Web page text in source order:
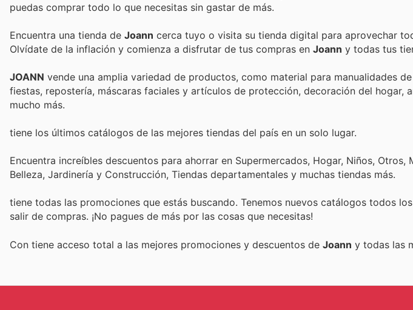
puedas comprar todo lo que necesitas sin gastar de más.
Encuentra una tienda de Joann cerca tuyo o visita su tienda digital para aprovechar
Olvídate de la inflación y comienza a disfrutar de tus compras en Joann y todas tus
JOANN vende una amplia variedad de productos, como material para manualidades
fiestas, repostería, máscaras faciales y artículos de protección, decoración del hogar,
mucho más.
tiene los últimos catálogos de las mejores tiendas del país en un solo lugar.
Encuentra increíbles descuentos para ahorrar en Supermercados, Hogar, Niños,
Belleza, Jardinería y Construcción, Tiendas departamentales y muchas tiendas más.
tiene todas las promociones que estás buscando. Tenemos nuevos catálogos todos
salir de compras. ¡No pagues de más por las cosas que necesitas!
Con tiene acceso total a las mejores promociones y descuentos de Joann y todas las